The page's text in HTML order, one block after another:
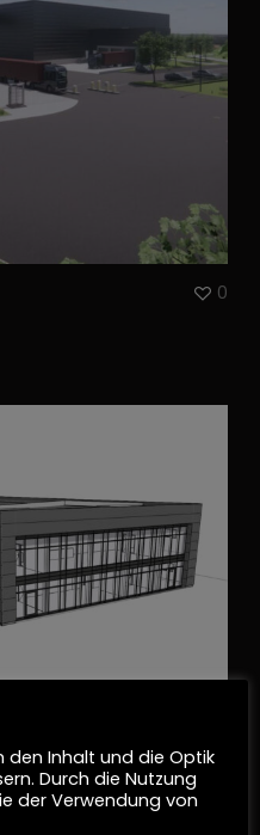
0
den Inhalt und die Optik
Durch die Nutzung
der Verwendung von